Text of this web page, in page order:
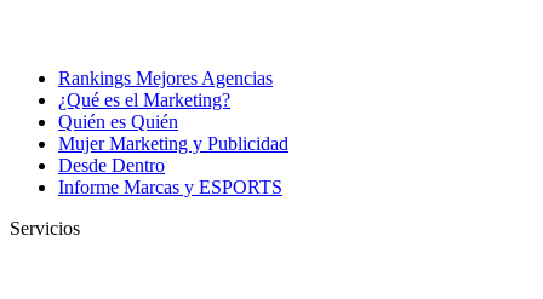
Rankings Mejores Agencias
¿Qué es el Marketing?
Quién es Quién
Mujer Marketing y Publicidad
Desde Dentro
Informe Marcas y ESPORTS
Servicios